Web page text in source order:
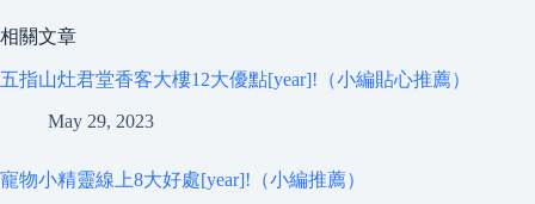
相關文章
五指山灶君堂香客大樓12大優點[year]!（小編貼心推薦）
May 29, 2023
寵物小精靈線上8大好處[year]!（小編推薦）